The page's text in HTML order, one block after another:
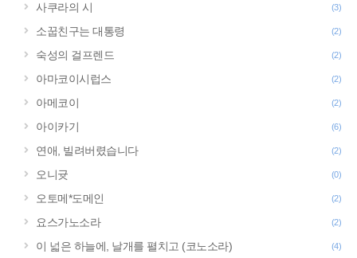
사쿠라의 시 (3)
소꿉친구는 대통령 (2)
숙성의 걸프렌드 (2)
아마코이시럽스 (2)
아메코이 (2)
아이카기 (6)
연애, 빌려버렸습니다 (2)
오니귯 (0)
오토메*도메인 (2)
요스가노소라 (2)
이 넓은 하늘에, 날개를 펼치고 (코노소라) (4)